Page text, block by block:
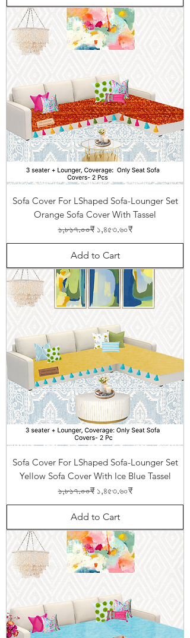
Sofa Cover For LShaped Sofa-Lounger Set
Orange Sofa Cover With Tassel
Regular Price
১,৮১৭.০০₹ Sale Price
১,৪৫৩.৬০₹
Add to Cart
Sofa Cover For LShaped Sofa-Lounger Set
Yellow Sofa Cover With Ice Blue Tassel
Regular Price
১,৮১৭.০০₹ Sale Price
১,৪৫৩.৬০₹
Add to Cart